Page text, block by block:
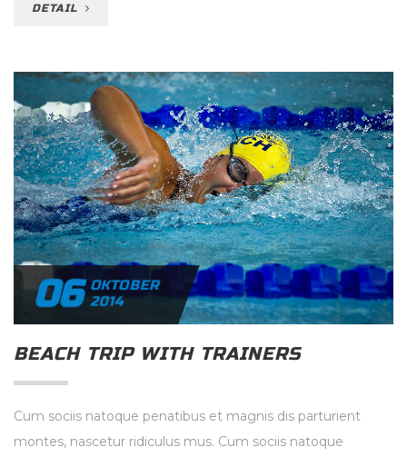
DETAIL
06 OKTOBER
2014
BEACH TRIP WITH TRAINERS
Cum sociis natoque penatibus et magnis dis parturient
montes, nascetur ridiculus mus. Cum sociis natoque